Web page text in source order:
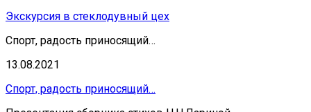
Экскурсия в стеклодувный цех
Спорт, радость приносящий…
13.08.2021
Спорт, радость приносящий…